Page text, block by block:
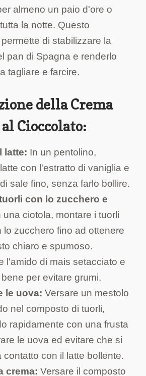
almeno un paio d'ore o
la notte. Questo
di stabilizzare la
pan di Spagna e renderlo
tagliare e farcire.
della Crema
Cioccolato:
latte: In un pentolino,
con l'estratto di vaniglia e
sale fino, senza farlo bollire.
con lo zucchero e
una ciotola, montare i tuorli
lo zucchero fino ad ottenere
chiaro e spumoso.
l'amido di mais setacciato e
per evitare grumi.
le uova: Versare un mestolo
nel composto di tuorli,
rapidamente con una frusta
le uova ed evitare che si
contatto con il latte bollente.
crema: Versare il composto